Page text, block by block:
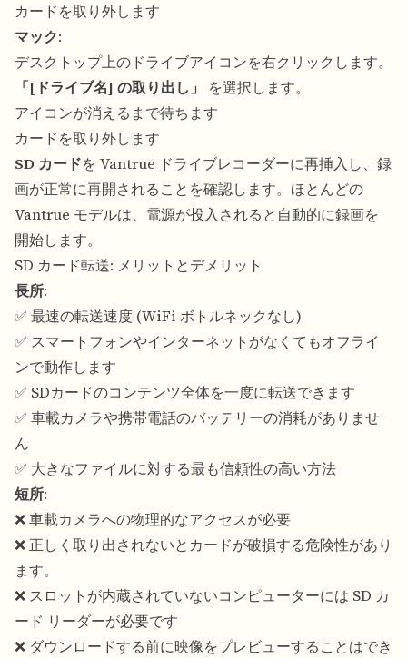
カードを取り外します
マック:
デスクトップ上のドライブアイコンを右クリックします。
「[ドライブ名] の取り出し」
を選択します。
アイコンが消えるまで待ちます
カードを取り外します
SD カードを Vantrue ドライブレコーダーに再挿入し、録
画が正常に再開されることを確認します。ほとんどの
Vantrue モデルは、電源が投入されると自動的に録画を
開始します。
SD カード転送: メリットとデメリット
長所:
✅ 最速の転送速度 (WiFi ボトルネックなし)
✅ スマートフォンやインターネットがなくてもオフライ
ンで動作します
✅ SDカードのコンテンツ全体を一度に転送できます
✅ 車載カメラや携帯電話のバッテリーの消耗がありませ
ん
✅ 大きなファイルに対する最も信頼性の高い方法
短所:
❌ 車載カメラへの物理的なアクセスが必要
❌ 正しく取り出されないとカードが破損する危険性があり
ます。
❌ スロットが内蔵されていないコンピューターには SD カ
ード リーダーが必要です
❌ ダウンロードする前に映像をプレビューすることはでき